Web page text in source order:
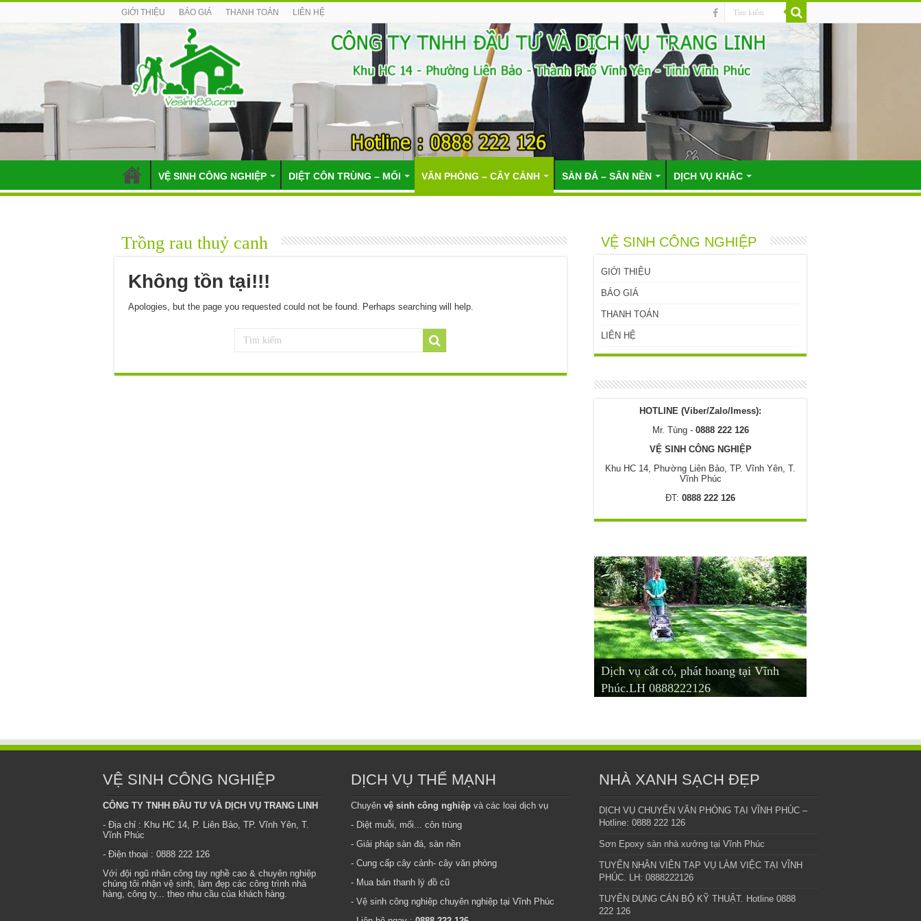
GIỚI THIỆU BÁO GIÁ THANH TOÁN LIÊN HỆ
VỆ SINH CÔNG NGHIỆP DIỆT CÔN TRÙNG – MỐI VĂN PHÒNG – CÂY CẢNH SÀN ĐÁ – SÂN NỀN DỊCH VỤ KHÁC
Trồng rau thuỷ canh
Không tồn tại!!!
Apologies, but the page you requested could not be found. Perhaps searching will help.
VỆ SINH CÔNG NGHIỆP
GIỚI THIỆU
BÁO GIÁ
THANH TOÁN
LIÊN HỆ
HOTLINE (Viber/Zalo/Imess):
Mr. Tùng - 0888 222 126
VỆ SINH CÔNG NGHIỆP
Khu HC 14, Phường Liên Bảo, TP. Vĩnh Yên, T.
Vĩnh Phúc
ĐT: 0888 222 126
Dịch vụ cắt cỏ, phát hoang tại Vĩnh
Phúc.LH 0888222126
Dịch vụ cắt cỏ tại Vĩnh Yên – Bình
Xuyên- Phúc Yên. LH 0888 222 126
Dịch vụ cho thuê cây văn phòng tại
Vĩnh Phúc.LH 0888 222 126.
Mua bán cây văn phòng tại Vĩnh Phúc
– LH: 0888222126
Cho thuê cây cảnh, văn phòng tại Vĩnh
Phúc
VỆ SINH CÔNG NGHIỆP
CÔNG TY TNHH ĐẦU TƯ VÀ DỊCH VỤ TRANG LINH
- Địa chỉ : Khu HC 14, P. Liên Bảo, TP. Vĩnh Yên, T.
Vĩnh Phúc
- Điện thoại : 0888 222 126
Với đội ngũ nhân công tay nghề cao & chuyên nghiệp
chúng tôi nhận vệ sinh, làm đẹp các công trình nhà
hàng, công ty... theo nhu cầu của khách hàng.
DỊCH VỤ THẾ MẠNH
Chuyên vệ sinh công nghiệpvà các loại dịch vụ
- Diệt muỗi, mối... côn trùng
- Giải pháp sàn đá, sàn nền
- Cung cấp cây cảnh- cây văn phòng
- Mua bán thanh lý đồ cũ
- Vệ sinh công nghiệp chuyên nghiệp tại Vĩnh Phúc
NHÀ XANH SẠCH ĐẸP
DỊCH VỤ CHUYỂN VĂN PHÒNG TẠI VĨNH PHÚC –
Hotline: 0888 222 126
Sơn Epoxy sàn nhà xưởng tại Vĩnh Phúc
TUYỂN NHÂN VIÊN TẠP VỤ LÀM VIỆC TẠI VĨNH
PHÚC. LH: 0888222126
TUYỂN DỤNG CÁN BỘ KỸ THUẬT. Hotline 0888
222 126